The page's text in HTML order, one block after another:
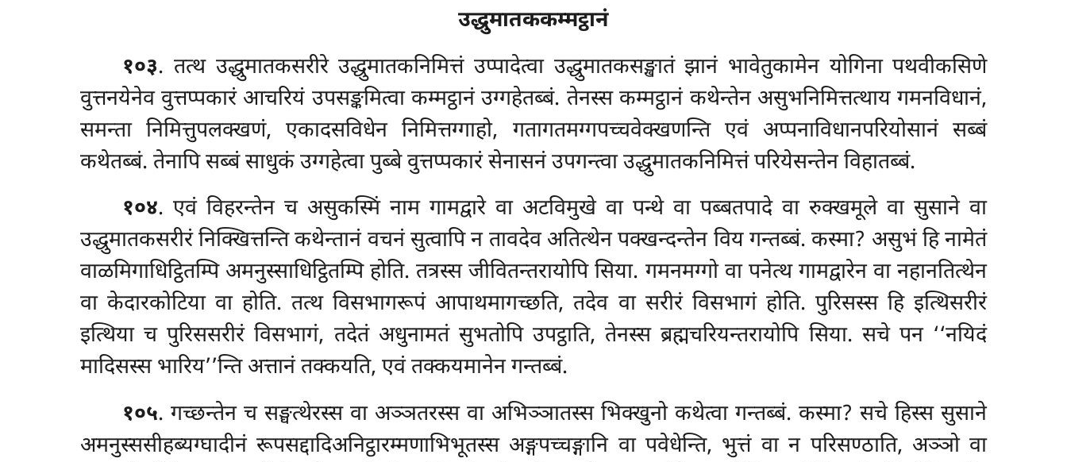
उद्धुमातककम्मट्ठानं
१०३. तत्थ उद्धुमातकसरीरे उद्धुमातकनिमित्तं उप्पादेत्वा उद्धुमातकसङ्खातं झानं भावेतुकामेन योगिना पथवीकसिणे
वुत्तनयेनेव वुत्तप्पकारं आचरियं उपसङ्कमित्वा कम्मट्ठानं उग्गहेतब्बं. तेनस्स कम्मट्ठानं कथेन्तेन असुभनिमित्तत्थाय गमनविधानं,
समन्ता निमित्तुपलक्खणं, एकादसविधेन निमित्तग्गाहो, गतागतमग्गपच्चवेक्खणन्ति एवं अप्पनाविधानपरियोसानं सब्बं
कथेतब्बं. तेनापि सब्बं साधुकं उग्गहेत्वा पुब्बे वुत्तप्पकारं सेनासनं उपगन्त्वा उद्धुमातकनिमित्तं परियेसन्तेन विहातब्बं.
१०४. एवं विहरन्तेन च असुकस्मिं नाम गामद्वारे वा अटविमुखे वा पन्थे वा पब्बतपादे वा रुक्खमूले वा सुसाने वा
उद्धुमातकसरीरं निक्खित्तन्ति कथेन्तानं वचनं सुत्वापिन तावदेव अतित्थेन पक्खन्दन्तेन विय गन्तब्बं. कस्मा? असुभं हि नामेतं
वाळमिगाधिट्ठितम्पि अमनुस्साधिट्ठितम्पि होति. तत्रस्स जीवितन्तरायोपि सिया. गमनमग्गो वा पनेत्थ गामद्वारेन वा नहानतित्थेन
वा केदारकोटिया वा होति. तत्थ विसभागरूपं आपाथमागच्छति, तदेव वा सरीरं विसभागं होति. पुरिसस्स हि इत्थिसरीरं
इत्थिया च पुरिससरीरं विसभागं, तदेतं अधुनामतं सुभतोपि उपट्ठाति, तेनस्स ब्रह्मचरियन्तरायोपि सिया. सचे पन ‘‘नयिदं
मादिसस्स भारिय’’न्ति अत्तानं तक्कयति, एवं तक्कयमानेन गन्तब्बं.
१०५. गच्छन्तेनच सङ्घत्थेरस्स वा अञ्ञतरस्स वा अभिञ्ञातस्स भिक्खुनो कथेत्वा गन्तब्बं. कस्मा? सचे हिस्स सुसाने
अमनुस्ससीहब्यग्घादीनं रूपसद्दादिअनिट्ठारम्मणाभिभूतस्स अङ्गपच्चङ्गानि वा पवेधेन्ति, भुत्तं वा न परिसण्ठाति, अञ्ञो वा